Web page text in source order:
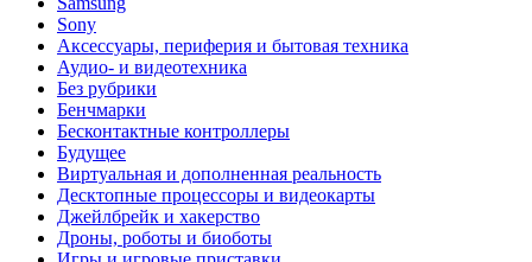
Sony
Аксессуары, периферия и бытовая техника
Аудио- и видеотехника
Без рубрики
Бенчмарки
Бесконтактные контроллеры
Будущее
Виртуальная и дополненная реальность
Десктопные процессоры и видеокарты
Джейлбрейк и хакерство
Дроны, роботы и биоботы